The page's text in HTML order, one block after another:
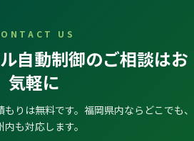
US
自動制御のご相談はお
気軽に
りは無料です。福岡県内ならどこでも、
内も対応します。